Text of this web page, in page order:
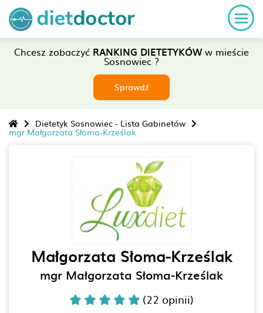
Chcesz zobaczyć RANKING DIETETYKÓWw mieście
Sosnowiec ?
Sprawdź
Dietetyk Sosnowiec - Lista Gabinetów
mgr Małgorzata Słoma-Krześlak
Małgorzata Słoma-Krześlak
mgr Małgorzata Słoma-Krześlak
(22 opinii)